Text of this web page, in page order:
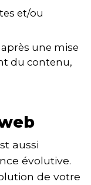
et/ou
une mise
du contenu,
aussi
évolutive.
de votre